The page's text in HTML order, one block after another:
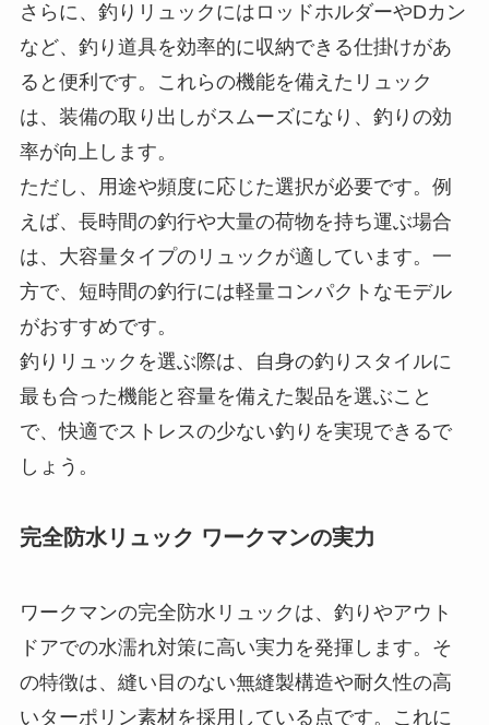
は、装備の取り出しがスムーズになり、釣りの効
率が向上します。
ただし、用途や頻度に応じた選択が必要です。例
えば、長時間の釣行や大量の荷物を持ち運ぶ場合
は、大容量タイプのリュックが適しています。一
方で、短時間の釣行には軽量コンパクトなモデル
がおすすめです。
釣りリュックを選ぶ際は、自身の釣りスタイルに
最も合った機能と容量を備えた製品を選ぶこと
で、快適でストレスの少ない釣りを実現できるで
しょう。
完全防水リュック ワークマンの実力
ドアでの水濡れ対策に高い実力を発揮します。そ
いターポリン素材を採用している点です。これに
より、雨や泥水の侵入を防ぎ、内部の荷物をしっ
かり守ることができます。
特に人気の「ZATドライバッグ バックパックタイ